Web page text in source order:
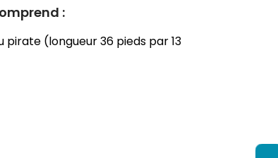
:
(longueur 36 pieds par 13